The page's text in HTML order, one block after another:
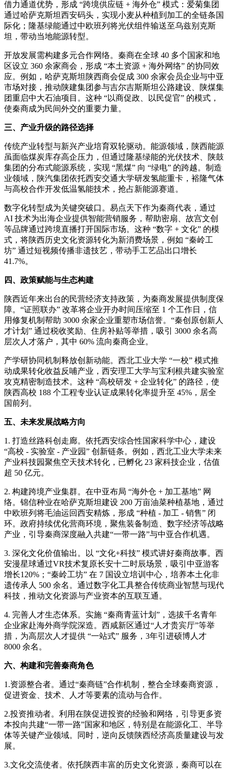
借力通道优势，形成 “跨境供应链 + 海外仓” 模式：爱菊集团
通过哈萨克斯坦西安码头，实现小麦从种植到加工的全链条国
际化；隆基绿能通过中欧班列将光伏组件输送至乌兹别克斯
坦，带动当地能源转型。
开放发展需构建多元合作网络。秦商在全球 40 多个国家和地
区设立 360 余家商会，形成 “本土资源 + 海外网络” 的协同效
应。例如，哈萨克斯坦陕西商会促成 300 余家会员企业与中亚
市场对接，推动陕建集团参与吉尔吉斯斯坦公路建设、陕煤集
团重启中大石油项目。这种 “以商促政、以民促官” 的模式，
使秦商成为民间外交的重要力量。
三、产业升级的路径选择
传统产业转型与新兴产业培育双轮驱动。能源领域，陕西能源
虽面临煤炭库存高企压力，但通过隆基绿能的光伏技术、陕鼓
集团的分布式能源系统，实现 “黑煤” 向 “绿电” 的跨越。制造
业领域，陕汽集团依托西安交通大学研发氢能重卡，裕隆气体
与高校合作开发低温氢能技术，抢占新能源赛道。
数字化转型成为关键突破口。易点天下作为秦商代表，通过
AI 技术为出海企业提供智能营销服务，帮助密扇、故宫文创
等品牌通过跨境直播打开国际市场。这种 “数字 + 文化” 的模
式，将陕西历史文化资源转化为新消费场景，例如 “秦岭工
坊” 通过短视频传播非遗技艺，带动手工艺品出口增长
41.7%。
四、政策赋能与生态构建
陕西近年来出台的民营经济支持政策，为秦商发展提供制度保
障。“证照联办” 改革将企业开办时间压缩至 1 个工作日，信
用修复机制帮助 3000 余家企业重塑市场信誉。“秦创原创新人
才计划” 通过税收奖励、住房补贴等举措，吸引 3000 余名高
层次人才落户，其中 60% 流向秦商企业。
产学研协同机制释放创新动能。西北工业大学 “一校” 模式推
动成果转化收益反哺产业，西安理工大学与宝利根共建实验室
攻克精密制造技术。这种 “高校研发 + 企业转化” 的路径，使
陕西高校 188 个工程专业认证成果转化率提升至 45%，居全
国前列。
五、未来发展战略方向
1. 打造丝路科创走廊。依托西安综合性国家科学中心，建设
“高校 - 实验室 - 产业园” 创新链条。例如，西北工业大学未来
产业科技园聚焦空天技术转化，已孵化 23 家科技企业，估值
超 50 亿元。
2. 构建跨境产业集群。在中亚布局 “海外仓 + 加工基地” 网
络。锦信种业在哈萨克斯坦建设 200 万亩油菜种植基地，通过
中欧班列将毛油运回西安精炼，形成 “种植 - 加工 - 销售” 闭
环。政府持续优化营商环境，聚焦装备制造、数字经济等战略
产业，引导秦商深度融入共建“一带一路”与中亚合作机遇。
3. 深化文化价值输出。以 “文化+科技” 模式讲好秦商故事。西
安漫星球通过VR技术复原长安十二时辰场景，吸引中亚游客
增长120%；“秦岭工坊” 在 7 国设立培训中心，培养本土化非
遗传承人 500 余名。通过数字化工具整合传统商业智慧与现代
科技，推动文化资源与产业资本的互联互通。
4. 完善人才生态体系。实施 “秦商青蓝计划”，选拔千名青年
企业家赴海外商学院深造。西咸新区通过“人才贵宾厅”等举
措，为高层次人才提供 “一站式” 服务，3年引进硕博人才
8000 余名。
六、构建和完善秦商角色
1.资源整合者。通过“秦商链”合作机制，整合全球秦商资源，
促进资金、技术、人才等要素的流动与合作。
2.投资推动者。利用在陕促进投资的经验和网络，引导更多资
本投向共建“一带一路”国家和地区，特别是在能源化工、半导
体等关键产业领域。同时，逆向反馈陕西经济高质量建设与发
展。
3.文化交流使者。依托陕西丰富的历史文化资源，秦商可以在